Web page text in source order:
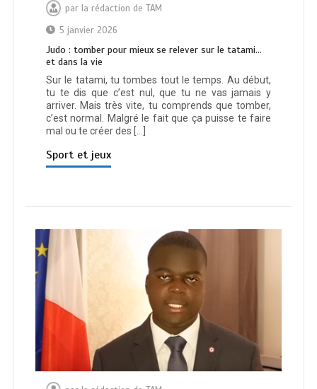
par la rédaction de TAM
5 janvier 2026
Judo : tomber pour mieux se relever sur le tatami…
et dans la vie
Sur le tatami, tu tombes tout le temps. Au début,
tu te dis que c’est nul, que tu ne vas jamais y
arriver. Mais très vite, tu comprends que tomber,
c’est normal. Malgré le fait que ça puisse te faire
mal ou te créer des […]
Sport et jeux